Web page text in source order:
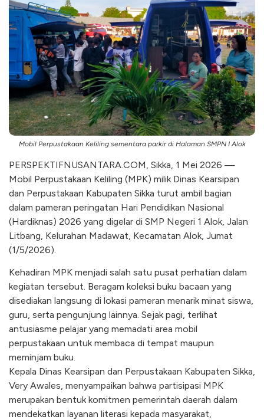
Mobil Perpustakaan Keliling sementara parkir di Halaman SMPN I Alok
PERSPEKTIFNUSANTARA.COM, Sikka, 1 Mei 2026 —
Mobil Perpustakaan Keliling (MPK) milik Dinas Kearsipan
dan Perpustakaan Kabupaten Sikka turut ambil bagian
dalam pameran peringatan Hari Pendidikan Nasional
(Hardiknas) 2026 yang digelar di SMP Negeri 1 Alok, Jalan
Litbang, Kelurahan Madawat, Kecamatan Alok, Jumat
(1/5/2026).
Kehadiran MPK menjadi salah satu pusat perhatian dalam
kegiatan tersebut. Beragam koleksi buku bacaan yang
disediakan langsung di lokasi pameran menarik minat siswa,
guru, serta pengunjung lainnya. Sejak pagi, terlihat
antusiasme pelajar yang memadati area mobil
perpustakaan untuk membaca di tempat maupun
meminjam buku.
Kepala Dinas Kearsipan dan Perpustakaan Kabupaten Sikka,
Very Awales, menyampaikan bahwa partisipasi MPK
merupakan bentuk komitmen pemerintah daerah dalam
mendekatkan layanan literasi kepada masyarakat,